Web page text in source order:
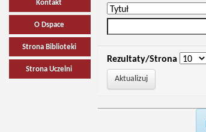
Kontakt
O Dspace
Strona Biblioteki
Strona Uczelni
Rezultaty/Strona